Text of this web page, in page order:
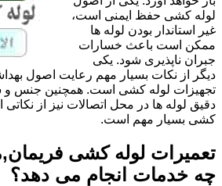
لوله کشی حفظ ایمنی است،
غیر استاندار بودن لوله ها
ممکن است باعث خسارات
جبران ناپذیری شود. یکی
دیگر از نکات بسیار مهم رعایت اصول
تجهیزات لوله کشی است. همچنین جنس و
دقیق لوله ها در محل اتصالات نیز از
کشی بسیار مهم است.
تعمیرات لوله کشی
چه خدمات انجام می دهد؟